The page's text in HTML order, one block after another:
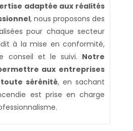
adaptée aux réalités
, nous proposons des
pour chaque secteur
à la mise en conformité,
conseil et le suivi. Notre
aux entreprises
sérénité, en sachant
est prise en charge